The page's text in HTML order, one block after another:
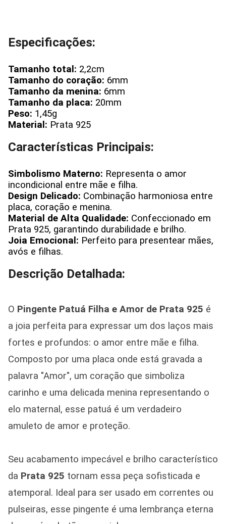
Especificações:
Tamanho total: 2,2cm
Tamanho do coração: 6mm
Tamanho da menina: 6mm
Tamanho da placa: 20mm
Peso: 1,45g
Material: Prata 925
Características Principais:
Simbolismo Materno: Representa o amor
incondicional entre mãe e filha.
Design Delicado: Combinação harmoniosa entre
placa, coração e menina.
Material de Alta Qualidade: Confeccionado em
Prata 925, garantindo durabilidade e brilho.
Joia Emocional: Perfeito para presentear mães,
avós e filhas.
Descrição Detalhada:
O Pingente Patuá Filha e Amor de Prata 925 é
a joia perfeita para expressar um dos laços mais
fortes e profundos: o amor entre mãe e filha.
Composto por uma placa onde está gravada a
palavra "Amor", um coração que simboliza
carinho e uma delicada menina representando o
elo maternal, esse patuá é um verdadeiro
amuleto de amor e proteção.
Seu acabamento impecável e brilho característico
da Prata 925 tornam essa peça sofisticada e
atemporal. Ideal para ser usado em correntes ou
pulseiras, esse pingente é uma lembrança eterna